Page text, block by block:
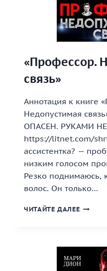
«Профессор.
связь»
Аннотация к книге
Недопустимая
ОПАСЕН. РУКАМИ НЕ
https://litnet.com/
ассистентка? —
низким голосом
Резко поднимаюсь,
волос. Он только…
ЧИТАЙТЕ ДАЛЕЕ